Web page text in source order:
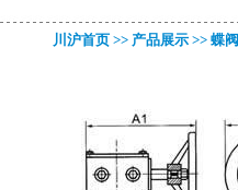
川沪首页 >> 产品展示 >> 蝶阀